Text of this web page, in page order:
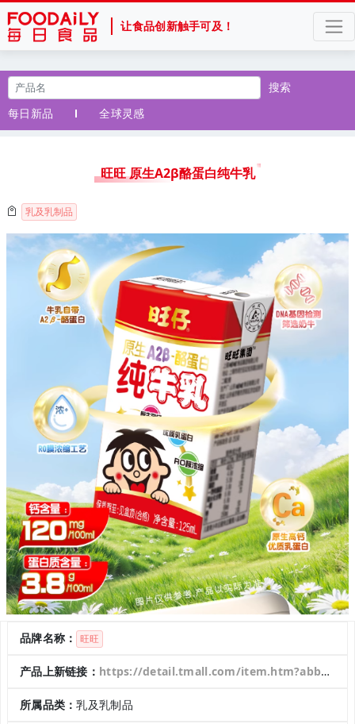
让食品创新触手可及！
搜索
每日新品
全球灵感
旺旺 原生A2β酪蛋白纯牛乳
乳及乳制品
品牌名称： 旺旺
产品上新链接： https://detail.tmall.com/item.htm?abbucket=15&id=988367579450&mi_id=0000cxk3PVb68c0SHkU6Depi92d-T7T1tyKv7SOfUjp12PA&ns=1&priceTId=2147878f17618385269601441e1081&skuId=6122128091235&spm=a21n57.1.hoverItem.2&utparam=%7B%22aplus_abtest%22%3A%22ad37c2b61c7ceeb5b5e71cc156576d59%22%7D&xxc=taobaoSearch
所属品类：乳及乳制品